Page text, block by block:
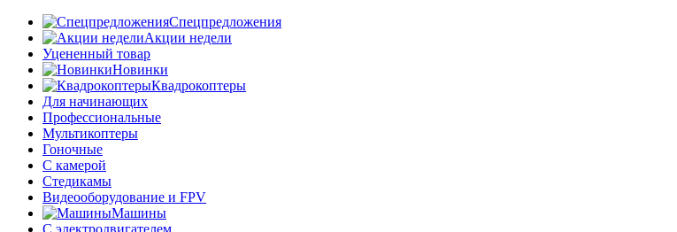
Спецпредложения
Акции недели
Уцененный товар
Новинки
Квадрокоптеры
Для начинающих
Профессиональные
Мультикоптеры
Гоночные
C камерой
Стедикамы
Видеооборудование и FPV
Машины
С электродвигателем